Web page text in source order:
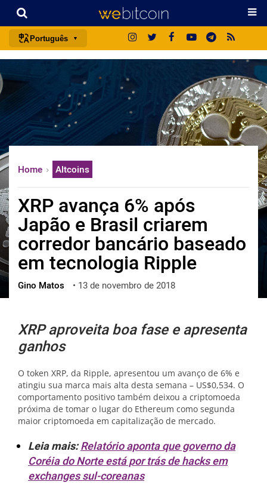
Português
español
français
italiano
日本語
русский
한국어
العربية
ไทย
ქართული
Home Altcoins
XRP avança 6% após
Japão e Brasil criarem
corredor bancário baseado
em tecnologia Ripple
Gino Matos • 13 de novembro de 2018
XRP aproveita boa fase e apresenta
ganhos
O token XRP, da Ripple, apresentou um avanço de 6% e
atingiu sua marca mais alta desta semana – US$0,534. O
comportamento positivo também deixou a criptomoeda
próxima de tomar o lugar do Ethereum como segunda
maior criptomoeda em capitalização de mercado.
Leia mais:Relatório aponta que governo da
Coréia do Norte está por trás de hacks em
exchanges sul-coreanas